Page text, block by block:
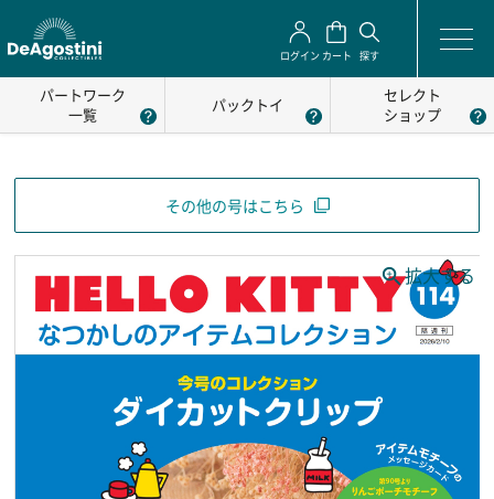
ログイン カート 探す
パートワーク
一覧
パックトイ
セレクト
ショップ
その他の号はこちら